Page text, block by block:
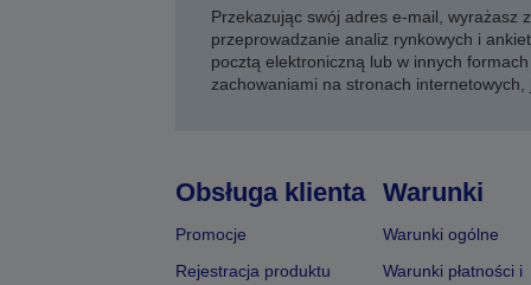
Przekazując swój adres e-mail, wyrażasz
przeprowadzanie analiz rynkowych i
pocztą elektroniczną lub w innych
zachowaniami na stronach internetowych,
Obsługa klienta
Promocje
Rejestracja produktu
Warunki
Warunki ogólne
Warunki płatności i